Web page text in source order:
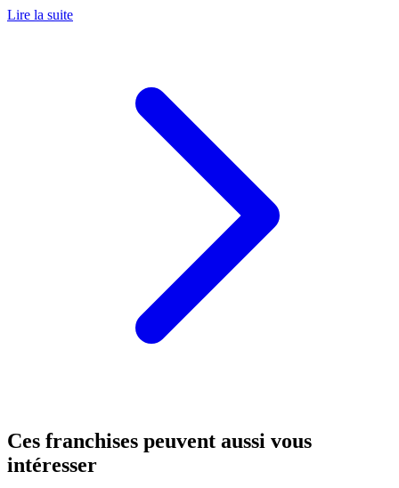
Lire la suite
Ces franchises peuvent aussi vous
intéresser